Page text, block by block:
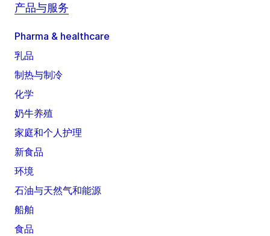
产品与服务
Pharma & healthcare
乳品
制热与制冷
化学
奶牛养殖
家庭和个人护理
新食品
环境
石油与天然气和能源
船舶
食品